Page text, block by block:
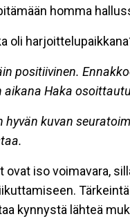
homma
oli
positiivinen.
Haka
hyvän kuvan
ovat iso voimavara,
kynnystä lähteä